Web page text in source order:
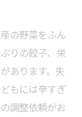
の野菜をふん
りの餃子、栄
あります。失
もには辛すぎ
調整依頼がお